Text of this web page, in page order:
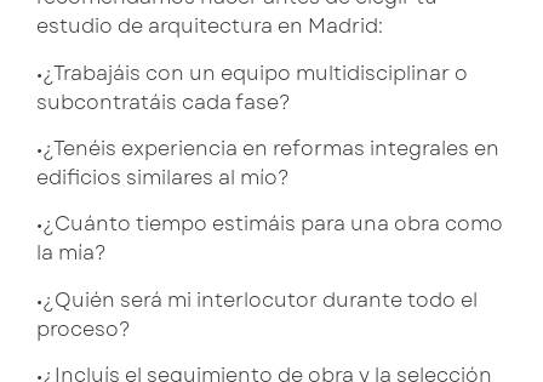
estudio de arquitectura en Madrid:
•¿Trabajáis con un equipo multidisciplinar o
subcontratáis cada fase?
•¿Tenéis experiencia en reformas integrales en
edificios similares al mío?
•¿Cuánto tiempo estimáis para una obra como
la mía?
•¿Quién será mi interlocutor durante todo el
proceso?
•¿Incluís el seguimiento de obra y la selección